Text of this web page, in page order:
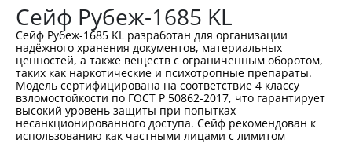
Сейф Рубеж-1685 KL
Сейф Рубеж-1685 KL разработан для организации
надёжного хранения документов, материальных
ценностей, а также веществ с ограниченным оборотом,
таких как наркотические и психотропные препараты.
Модель сертифицирована на соответствие 4 классу
взломостойкости по ГОСТ Р 50862-2017, что гарантирует
высокий уровень защиты при попытках
несанкционированного доступа. Сейф рекомендован к
использованию как частными лицами с лимитом